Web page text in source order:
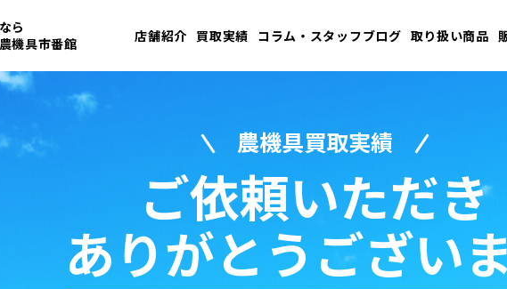
ら
農機具市番館 店舗紹介 買取実績 コラム・スタッフブログ 取り扱い商品
農機具買取実績
ご依頼いただき
ありがとうござい